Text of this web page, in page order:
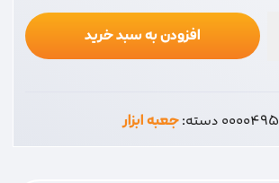
افزودن به سبد خرید
0000495دسته:جعبه ابزار